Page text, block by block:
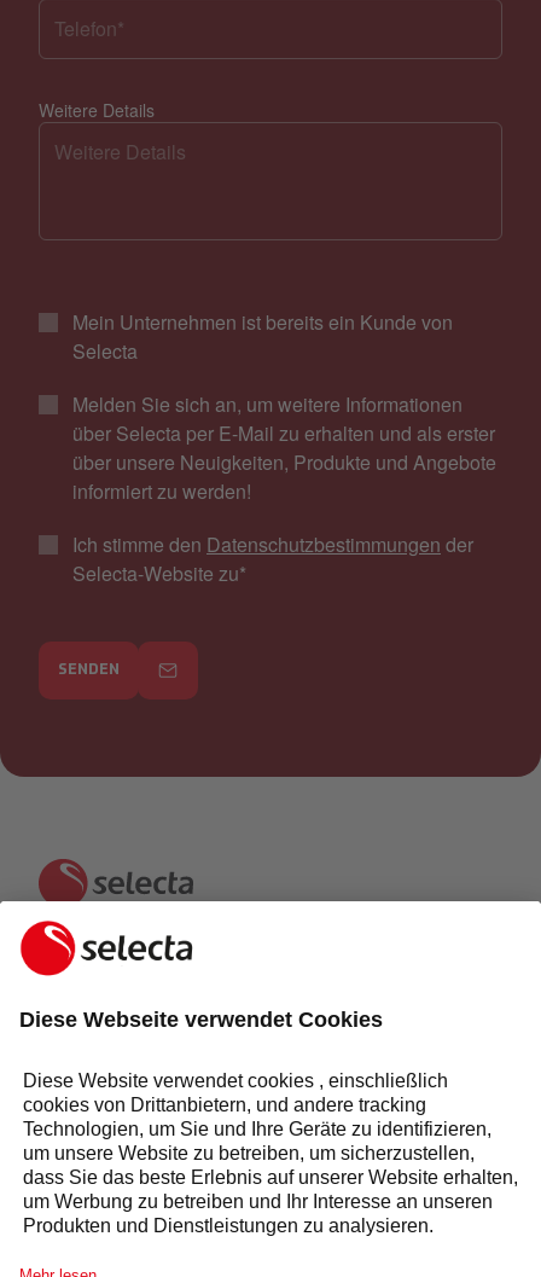
Weitere Details
Mein Unternehmen ist bereits ein Kunde von
Selecta
Melden Sie sich an, um weitere Informationen
über Selecta per E-Mail zu erhalten und als erster
über unsere Neuigkeiten, Produkte und Angebote
informiert zu werden!
Ich stimme den Datenschutzbestimmungen der
Selecta-Website zu*
SENDEN
KONTAKTIEREN SIE UNS UND ERHALTEN SIE EIN
ANFRAGE
Antwort innerhalb von 24 Stunden
Selecta Gruppe